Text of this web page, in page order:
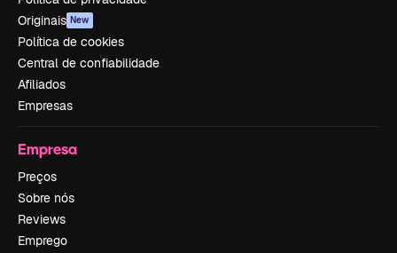
Originais New
Política de cookies
Central de confiabilidade
Afiliados
Empresas
Empresa
Preços
Sobre nós
Reviews
Emprego